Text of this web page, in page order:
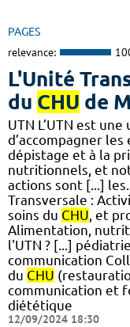
PAGES
relevance:
L'Unité
du CHU de
UTN L’UTN est
d’accompagner
dépistage et à la
nutritionnels, et
actions sont [...]
Transversale :
soins du CHU , et
Alimentation,
l'UTN ? [...]
communication
du CHU
communication et
diététique
12/09/2024 18:30